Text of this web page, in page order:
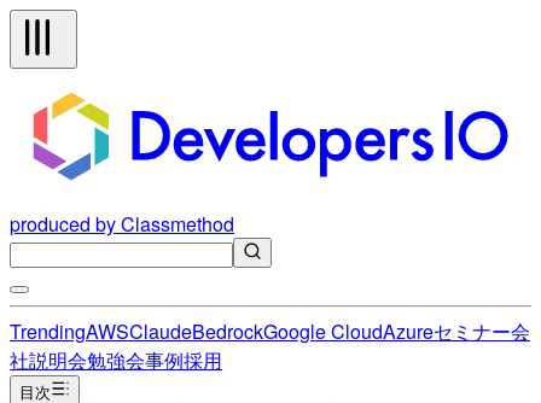
produced by Classmethod
TrendingAWSClaudeBedrockGoogle CloudAzureセミナー会
社説明会勉強会事例採用
目次